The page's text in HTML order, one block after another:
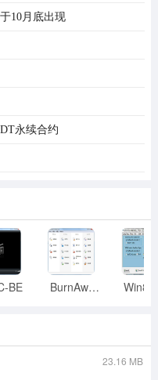
综合服务商解决管理向
于自己的移动互联网营
一个宣传平台，更是一
务轻松应用到线上。
预约试车、违章查询、
10月底出现
永续合约
BE BurnAware
23.16 MB